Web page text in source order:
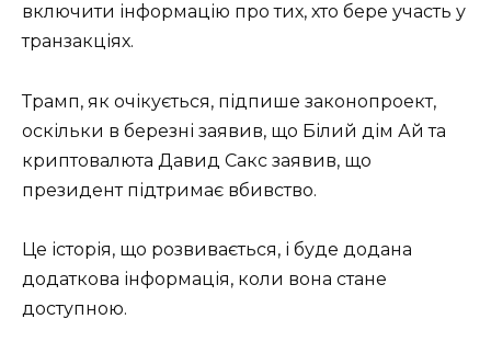
включити інформацію про тих, хто бере участь у
транзакціях.
Трамп, як очікується, підпише законопроект,
оскільки в березні заявив, що Білий дім Ай та
криптовалюта Давид Сакс заявив, що
президент підтримає вбивство.
Це історія, що розвивається, і буде додана
додаткова інформація, коли вона стане
доступною.